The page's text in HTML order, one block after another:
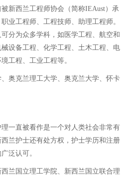
新西兰工程师协会（简称IEAust）承
业工程师、工程技师、助理工程师。
分为众多学科，如医学工程、航空和
设备工程、化学工程、土木工程、电
工程、工业工程等。
克兰理工大学、奥克兰大学、怀卡
直被看作是一个对人类社会非常有
兰护士还有处方权，护士学历和注册
泛认可。
国立理工学院、新西兰国立联合理